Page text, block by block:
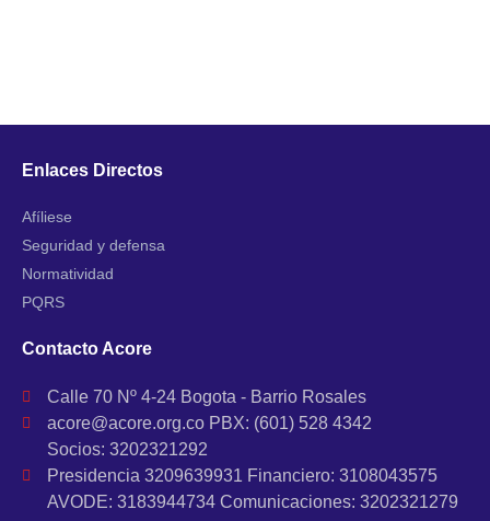
Enlaces Directos
Afíliese
Seguridad y defensa
Normatividad
PQRS
Contacto Acore
Calle 70 Nº 4-24 Bogota - Barrio Rosales
acore@acore.org.co PBX: (601) 528 4342
Socios: 3202321292
Presidencia 3209639931 Financiero: 3108043575
AVODE: 3183944734 Comunicaciones: 3202321279